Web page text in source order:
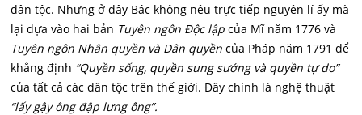
dân tộc. Nhưng ở đây Bác không nêu trực tiếp nguyên lí ấy mà
lại dựa vào hai bản Tuyên ngôn Độc lập của Mĩ năm 1776 và
Tuyên ngôn Nhân quyền và Dân quyền của Pháp năm 1791 để
khẳng định “Quyền sống, quyền sung sướng và quyền tự do”
của tất cả các dân tộc trên thế giới. Đây chính là nghệ thuật
“lấy gậy ông đập lưng ông”.